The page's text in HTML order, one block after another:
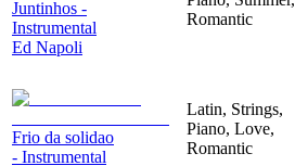
Juntinhos -
Instrumental
Ed Napoli
Romantic
Frio da solidao
- Instrumental
Latin, Strings,
Piano, Love,
Romantic